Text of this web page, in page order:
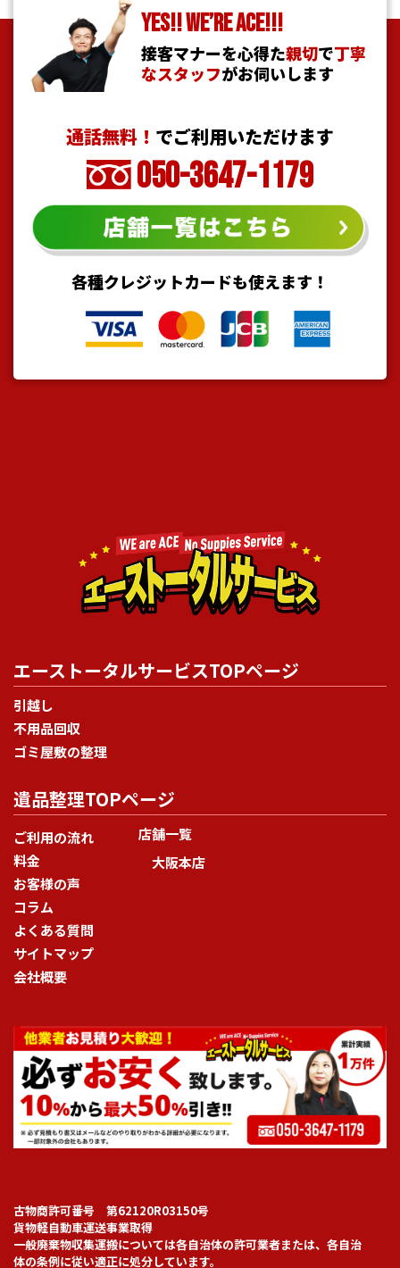
YES!! WE’RE ACE!!!
接客マナーを心得た親切で丁寧
なスタッフがお伺いします
通話無料！ でご利用いただけます
050-3647-1179
各種クレジットカードも使えます！
エーストータルサービスTOPページ
引越し
不用品回収
ゴミ屋敷の整理
遺品整理TOPページ
ご利用の流れ
料金
お客様の声
コラム
よくある質問
サイトマップ
会社概要
店舗一覧
大阪本店
古物商許可番号 第62120R03150号
貨物軽自動車運送事業取得
一般廃棄物収集運搬については各自治体の許可業者または、各自治
体の条例に従い適正に処分しています。